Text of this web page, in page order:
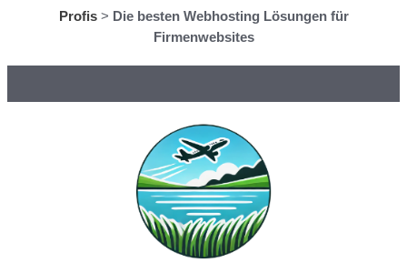
Profis> Die besten Webhosting Lösungen für
Firmenwebsites